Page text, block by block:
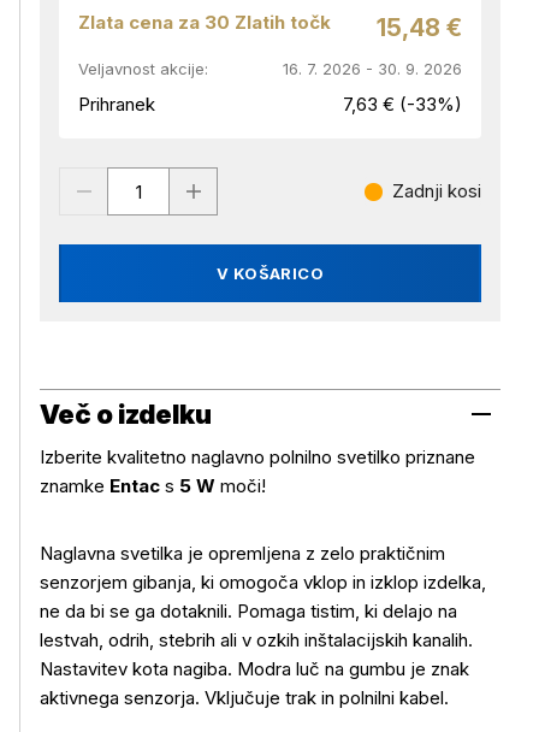
Zlata cena za 30 Zlatih točk 15,48 €
Veljavnost akcije: 16. 7. 2026 - 30. 9. 2026
Prihranek 7,63 € (-33%)
V KOŠARICO
Zadnji kosi
Več o izdelku
Izberite kvalitetno naglavno polnilno svetilko priznane
znamke Entac s 5 W moči!
Naglavna svetilka je opremljena z zelo praktičnim
senzorjem gibanja, ki omogoča vklop in izklop izdelka,
ne da bi se ga dotaknili. Pomaga tistim, ki delajo na
lestvah, odrih, stebrih ali v ozkih inštalacijskih kanalih.
Nastavitev kota nagiba. Modra luč na gumbu je znak
aktivnega senzorja. Vključuje trak in polnilni kabel.